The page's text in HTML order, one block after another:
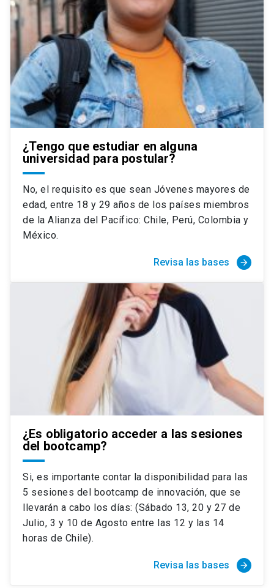
¿Tengo que estudiar en alguna
universidad para postular?
No, el requisito es que sean Jóvenes mayores de
edad, entre 18 y 29 años de los países miembros
de la Alianza del Pacífico: Chile, Perú, Colombia y
México.
Revisa las bases arrow_forward
¿Es obligatorio acceder a las sesiones
del bootcamp?
Si, es importante contar la disponibilidad para las
5 sesiones del bootcamp de innovación, que se
llevarán a cabo los días: (Sábado 13, 20 y 27 de
Julio, 3 y 10 de Agosto entre las 12 y las 14
horas de Chile).
Revisa las bases arrow_forward